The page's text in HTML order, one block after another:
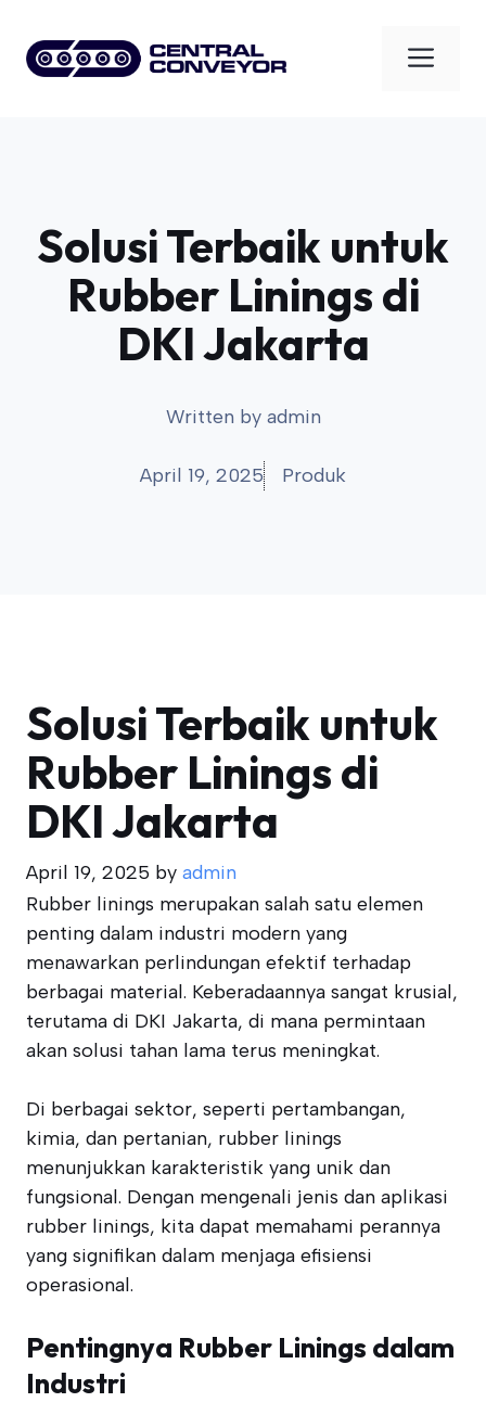
content
Solusi Terbaik untuk
Rubber Linings di
DKI Jakarta
Written by admin
April 19, 2025 Produk
Solusi Terbaik untuk
Rubber Linings di
DKI Jakarta
April 19, 2025 by admin
Rubber linings merupakan salah satu elemen
penting dalam industri modern yang
menawarkan perlindungan efektif terhadap
berbagai material. Keberadaannya sangat krusial,
terutama di DKI Jakarta, di mana permintaan
akan solusi tahan lama terus meningkat.
Di berbagai sektor, seperti pertambangan,
kimia, dan pertanian, rubber linings
menunjukkan karakteristik yang unik dan
fungsional. Dengan mengenali jenis dan aplikasi
rubber linings, kita dapat memahami perannya
yang signifikan dalam menjaga efisiensi
operasional.
Pentingnya Rubber Linings dalam
Industri